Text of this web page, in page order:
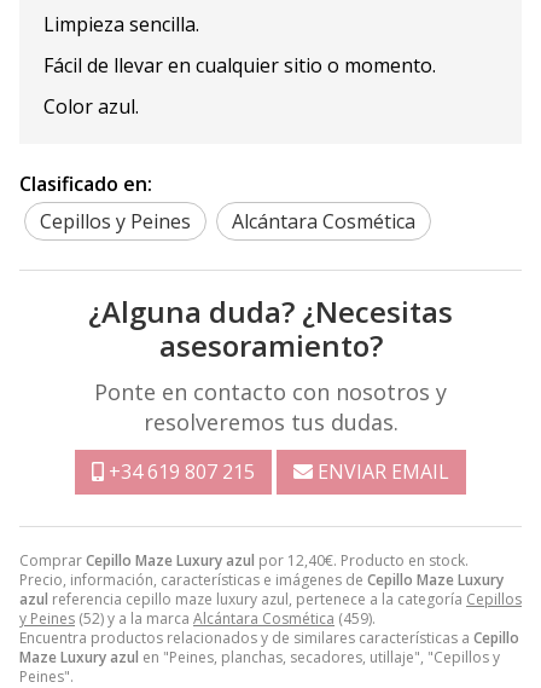
ComprarCepillo Maze Luxury azul por 12,40€. Producto en stock.
Precio, información, características e imágenes de Cepillo Maze Luxury
azul referencia cepillo maze luxury azul, pertenece a la categoría Cepillos
y Peines (52) y a la marca Alcántara Cosmética (459).
Encuentra productos relacionados y de similares características a Cepillo
Maze Luxury azul en "Peines, planchas, secadores, utillaje", "Cepillos y
Peines".
Limpieza sencilla.
Fácil de llevar en cualquier sitio o momento.
Color azul.
Clasificado en:
Cepillos y Peines
Alcántara Cosmética
¿Alguna duda? ¿Necesitas
asesoramiento?
Ponte en contacto con nosotros y
resolveremos tus dudas.
+34 619 807 215 ENVIAR EMAIL